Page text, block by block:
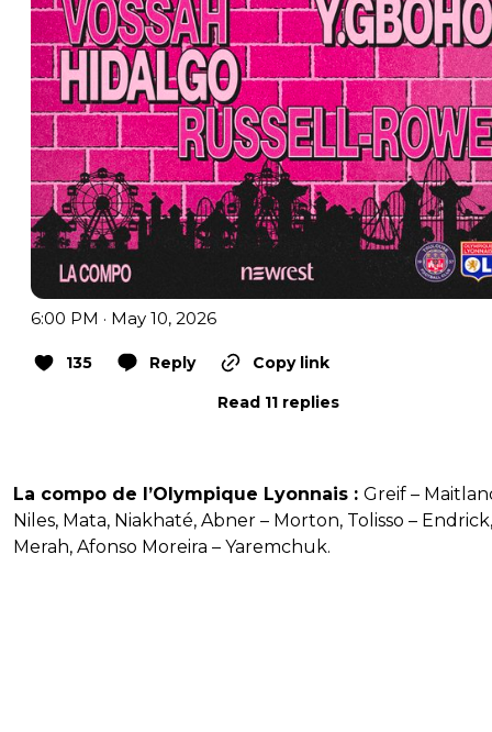
6:00 PM · May 10, 2026
135 Reply
Copy link
Read 11 replies
La compo de l’Olympique Lyonnais : Greif –
Niles, Mata, Niakhaté, Abner – Morton, Tolisso – Endrick,
Merah, Afonso Moreira – Yaremchuk.